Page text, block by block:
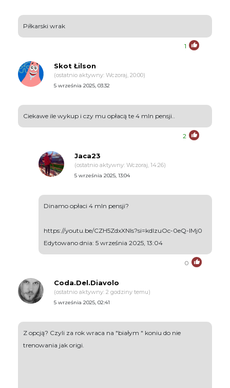
Piłkarski wrak
1
Skot Łilson
(ostatnio aktywny: Wczoraj, 20:00)
5 września 2025, 03:32
Ciekawe ile wykup i czy mu opłacą te 4 mln pensji..
2
Jaca23
(ostatnio aktywny: Wczoraj, 14:26)
5 września 2025, 13:04
Dinamo opłaci 4 mln pensji?
https://youtu.be/CZH5ZdxXNls?si=kdlzuOc-0eQ-IMj0
Edytowano dnia: 5 września 2025, 13:04
0
Coda.Del.Diavolo
(ostatnio aktywny: 2 godziny temu)
5 września 2025, 02:41
Z opcją? Czyli za rok wraca na "białym " koniu do nie
trenowania jak origi.